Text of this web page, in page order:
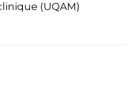
(UQAM)